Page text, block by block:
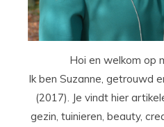
Hoi en welkom op
Ik ben Suzanne, getrouwd
(2017). Je vindt hier
gezin, tuinieren, beauty,